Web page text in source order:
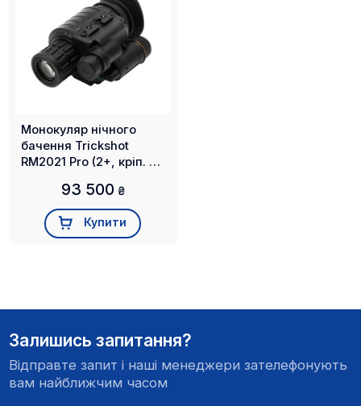
Монокуляр нічного
бачення Trickshot
RM2021 Pro (2+, кріп. на
зелений)93 500 ₴
Купити
Залишись запитання?
Відправте запит і наші менеджери зателефонують
вам найближчим часом